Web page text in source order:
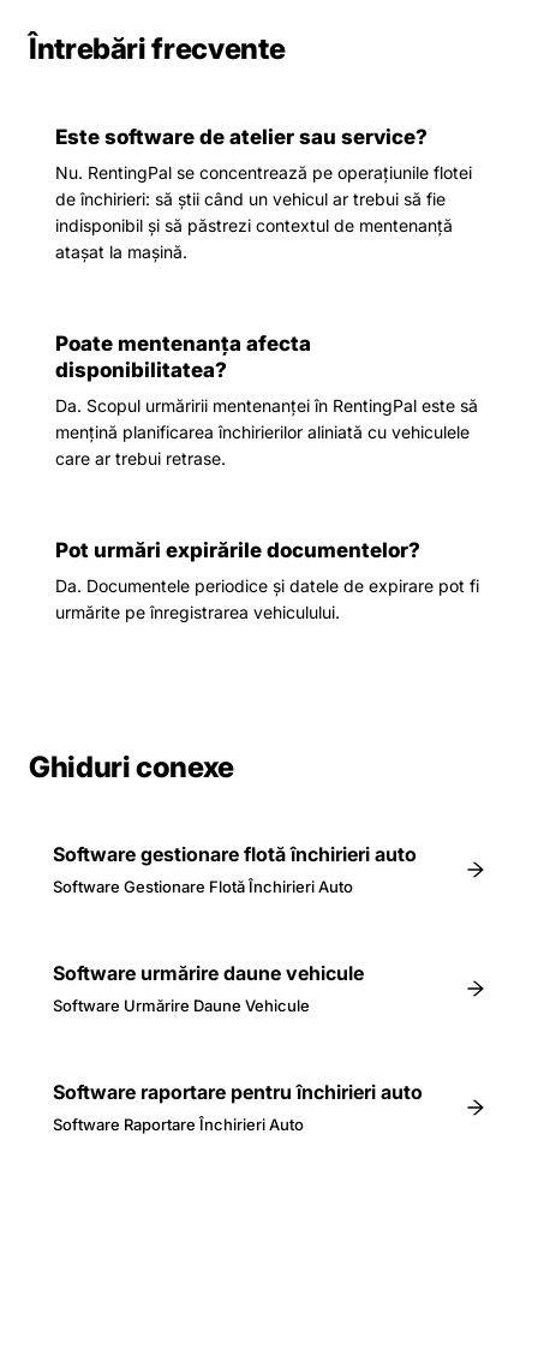
Întrebări frecvente
Este software de atelier sau service?
Nu. RentingPal se concentrează pe operațiunile flotei
de închirieri: să știi când un vehicul ar trebui să fie
indisponibil și să păstrezi contextul de mentenanță
atașat la mașină.
Poate mentenanța afecta
disponibilitatea?
Da. Scopul urmăririi mentenanței în RentingPal este să
mențină planificarea închirierilor aliniată cu vehiculele
care ar trebui retrase.
Pot urmări expirările documentelor?
Da. Documentele periodice și datele de expirare pot fi
urmărite pe înregistrarea vehiculului.
Ghiduri conexe
Software gestionare flotă închirieri auto
Software Gestionare Flotă Închirieri Auto
Software urmărire daune vehicule
Software Urmărire Daune Vehicule
Software raportare pentru închirieri auto
Software Raportare Închirieri Auto